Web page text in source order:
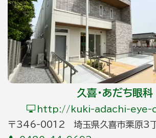
久喜・あだち眼科
http://kuki-adachi-eye-
〒346-0012 埼玉県久喜市栗原3